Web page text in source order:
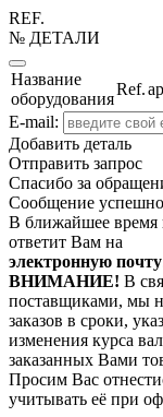
REF.
№ ДЕТАЛИ
Название
оборудования
Ref.
E-mail:
Добавить деталь
Отправить запрос
Спасибо за
Сообщение
В ближайшее время
ответит Вам на
электронную почту
ВНИМАНИЕ! В
поставщиками, мы
заказов в сроки,
изменения курса
заказанных Вами
Просим Вас
учитывать её при